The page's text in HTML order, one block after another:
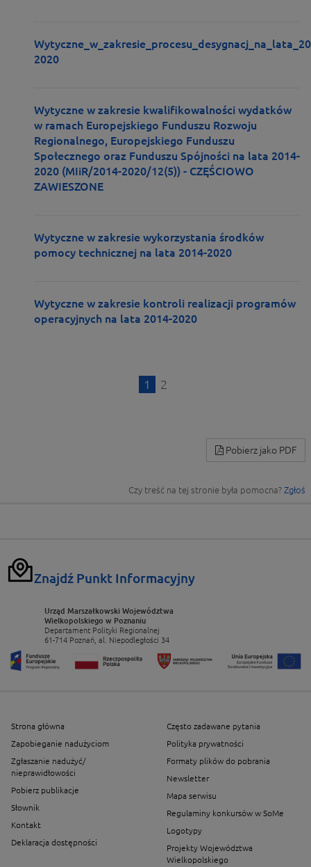
2020
Wytyczne w zakresie kwalifikowalności wydatków
w ramach Europejskiego Funduszu Rozwoju
Regionalnego, Europejskiego Funduszu
Społecznego oraz Funduszu Spójności na lata 2014-
2020 (MIiR/2014-2020/12(5)) - CZĘŚCIOWO
ZAWIESZONE
Wytyczne w zakresie wykorzystania środków
pomocy technicznej na lata 2014-2020
Wytyczne w zakresie kontroli realizacji programów
operacyjnych na lata 2014-2020
1 2
Pobierz jako PDF
Czy treść na tej stronie była pomocna? Zgłoś
Znajdź Punkt Informacyjny
Urząd Marszałkowski Województwa
Wielkopolskiego w Poznaniu
Departament Polityki Regionalnej
61-714 Poznań, al. Niepodległości 34
Strona główna
Zapobieganie nadużyciom
Zgłaszanie nadużyć/
nieprawidłowości
Pobierz publikacje
Słownik
Kontakt
Deklaracja dostępności
Często zadawane pytania
Polityka prywatności
Formaty plików do pobrania
Newsletter
Mapa serwisu
Regulaminy konkursów w SoMe
Logotypy
Projekty Województwa
Wielkopolskiego